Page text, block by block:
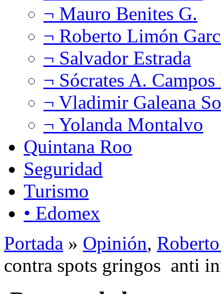
¬ Mauro Benites G.
¬ Roberto Limón
¬ Salvador Estrada
¬ Sócrates A.
¬ Vladimir Galeana
¬ Yolanda Montalvo
Quintana Roo
Seguridad
Turismo
• Edomex
Portada » Opinión,
contra spots gringos anti